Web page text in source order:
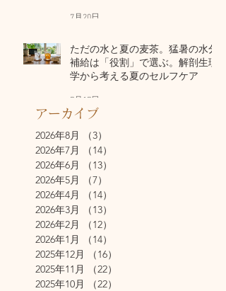
7月20日
ただの水と夏の麦茶。猛暑の水分
補給は「役割」で選ぶ。解剖生理
学から考える夏のセルフケア
7月17日
アーカイブ
2026年8月
（3）
2026年7月
（14）
2026年6月
（13）
2026年5月
（7）
2026年4月
（14）
2026年3月
（13）
2026年2月
（12）
2026年1月
（14）
2025年12月
（16）
2025年11月
（22）
2025年10月
（22）